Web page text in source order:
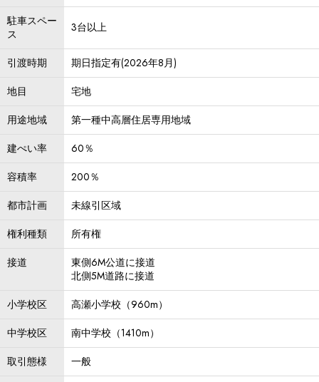
駐車スペー
ス
3台以上
引渡時期
期日指定有(2026年8月)
地目
宅地
用途地域
第一種中高層住居専用地域
建ぺい率
60％
容積率
200％
都市計画
未線引区域
権利種類
所有権
接道
東側6M公道に接道
北側5M道路に接道
小学校区
高瀬小学校（960m）
中学校区
南中学校（1410m）
取引態様
一般